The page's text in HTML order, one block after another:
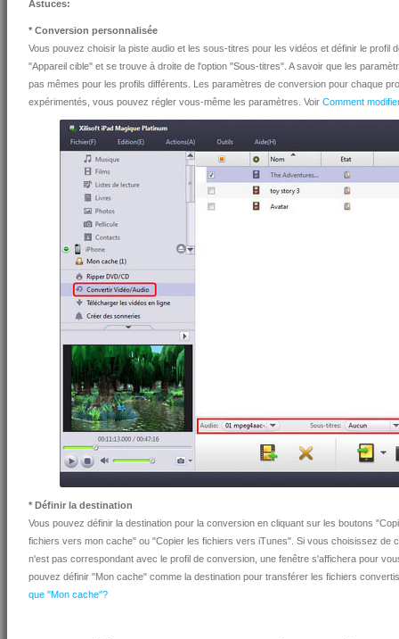
Astuces:
* Conversion personnalisée
Vous pouvez choisir la piste audio et les sous-titres pour les vidéos et définir le profil
"Appareil cible" et se trouve à droite de l'option "Sous-titres". A savoir que les
pas mêmes pour les profils différents. Les paramètres de conversion pour chaque
expérimentés, vous pouvez régler vous-même les paramètres. Voir Comment
* Définir la destination
Vous pouvez définir la destination pour la conversion en cliquant sur les boutons
fichiers vers mon cache" ou "Copier les fichiers vers iTunes". Si vous choisissez de
n'est pas correspondant avec le profil de conversion, une fenêtre s'affichera pour
pouvez définir "Mon cache" comme la destination pour transférer les fichiers
que "Mon cache"?